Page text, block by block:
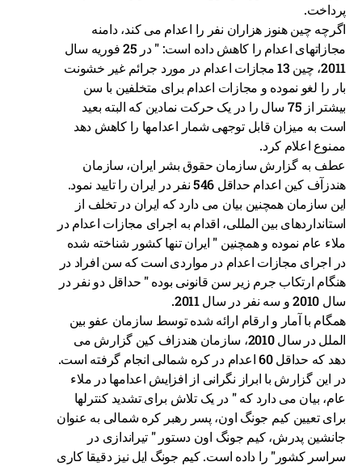
پرداخت.
اگرچه چین هنوز هزاران نفر را اعدام می کند، دامنه
مجازاتهای اعدام را کاهش داده است: " در 25 فوریه سال
2011، چین 13 مجازات اعدام در مورد جرائم غیر خشونت
بار را لغو نموده و مجازات اعدام برای متخلفین با سن
بیشتر از 75 سال را در یک حرکت نمادین که البته بعید
است به میزان قابل توجهی شمار اعدامها را کاهش دهد
ممنوع اعلام کرد.
عطف به گزارش سازمان حقوق بشر ایران، سازمان
هندزآف کین اعدام حداقل 546 نفر در ایران را تایید نمود.
این سازمان همچنین بیان می دارد که ایران در تخلف از
استانداردهای بین المللی، اقدام به اجرای مجازات اعدام در
ملاء عام نموده و همچنین " ایران تنها کشور شناخته شده
در اجرای مجازات اعدام در مواردی است که سن افراد در
هنگام ارتکاب جرم زیر سن قانونی بوده " حداقل دو نفر در
سال 2010 و سه نفر در سال 2011.
همگام با آمار و ارقام ارائه شده توسط سازمان عفو بین
الملل در سال 2010، سازمان هندزاف کین گزارش می
دهد که حداقل 60 اعدام در کره شمالی انجام گرفته است.
در این گزارش با ابراز نگرانی از افزایش اعدامها در ملاء
عام، بیان می دارد که " در یک تلاش برای تشدید کنترلها
برای تعیین کیم جونگ اون، پسر رهبر کره شمالی به عنوان
جانشین پدرش، کیم جونگ اون دستور " تیراندازی در
سراسر کشور" را داده است. کیم جونگ ایل نیز دقیقا کاری